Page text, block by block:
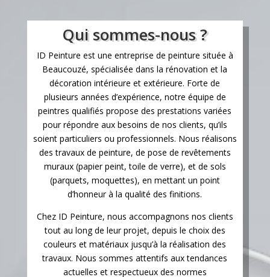
Qui sommes-nous ?
ID Peinture est une entreprise de peinture située à
Beaucouzé, spécialisée dans la rénovation et la
décoration intérieure et extérieure. Forte de
plusieurs années d’expérience, notre équipe de
peintres qualifiés propose des prestations variées
pour répondre aux besoins de nos clients, qu’ils
soient particuliers ou professionnels. Nous réalisons
des travaux de peinture, de pose de revêtements
muraux (papier peint, toile de verre), et de sols
(parquets, moquettes), en mettant un point
d’honneur à la qualité des finitions.
Chez ID Peinture, nous accompagnons nos clients
tout au long de leur projet, depuis le choix des
couleurs et matériaux jusqu’à la réalisation des
travaux. Nous sommes attentifs aux tendances
actuelles et respectueux des normes